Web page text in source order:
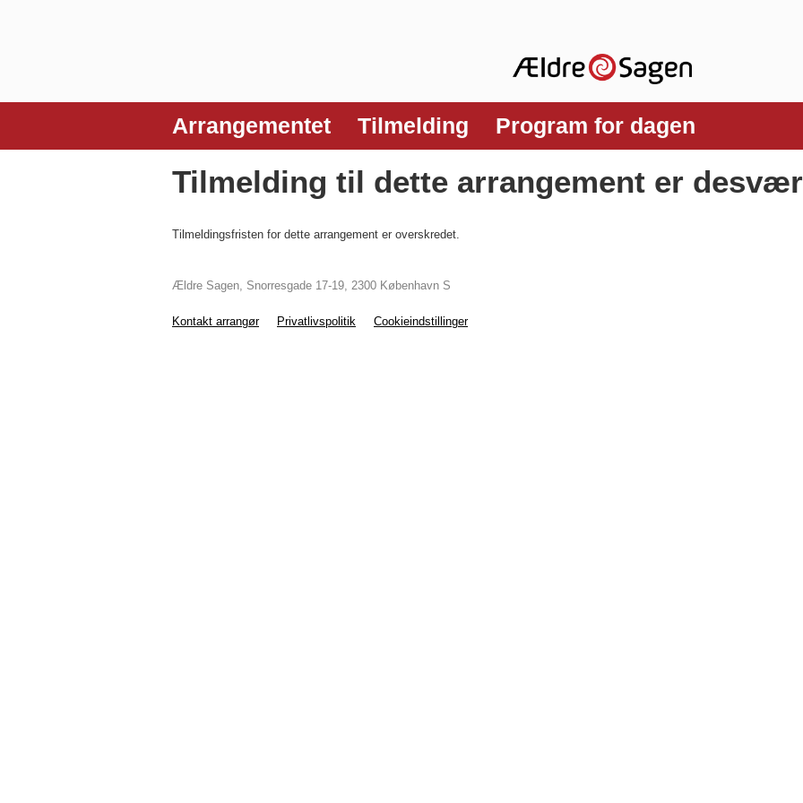
Arrangementet Tilmelding Program for dagen
Tilmelding til dette arrangement er
Tilmeldingsfristen for dette arrangement er overskredet.
Ældre Sagen, Snorresgade 17-19, 2300 København S
Kontakt arrangør Privatlivspolitik Cookieindstillinger